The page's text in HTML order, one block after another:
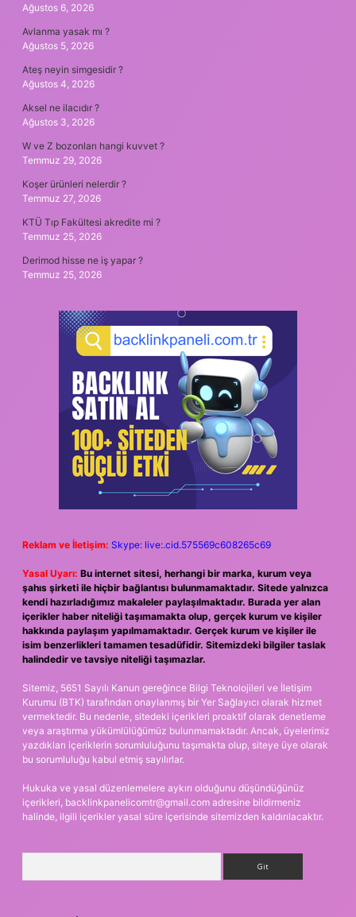
Ağustos 6, 2026
Avlanma yasak mı ?
Ağustos 5, 2026
Ateş neyin simgesidir ?
Ağustos 4, 2026
Aksel ne ilacıdır ?
Ağustos 3, 2026
W ve Z bozonları hangi kuvvet ?
Temmuz 29, 2026
Koşer ürünleri nelerdir ?
Temmuz 27, 2026
KTÜ Tıp Fakültesi akredite mi ?
Temmuz 25, 2026
Derimod hisse ne iş yapar ?
Temmuz 25, 2026
Reklam ve İletişim: Skype: live:.cid.575569c608265c69
Yasal Uyarı: Bu internet sitesi, herhangi bir marka, kurum veya
şahıs şirketi ile hiçbir bağlantısı bulunmamaktadır. Sitede yalnızca
kendi hazırladığımız makaleler paylaşılmaktadır. Burada yer alan
içerikler haber niteliği taşımamakta olup, gerçek kurum ve kişiler
hakkında paylaşım yapılmamaktadır. Gerçek kurum ve kişiler ile
isim benzerlikleri tamamen tesadüfidir. Sitemizdeki bilgiler taslak
halindedir ve tavsiye niteliği taşımazlar.
Sitemiz, 5651 Sayılı Kanun gereğince Bilgi Teknolojileri ve İletişim
Kurumu (BTK) tarafından onaylanmış bir Yer Sağlayıcı olarak hizmet
vermektedir. Bu nedenle, sitedeki içerikleri proaktif olarak denetleme
veya araştırma yükümlülüğümüz bulunmamaktadır. Ancak, üyelerimiz
yazdıkları içeriklerin sorumluluğunu taşımakta olup, siteye üye olarak
bu sorumluluğu kabul etmiş sayılırlar.
Hukuka ve yasal düzenlemelere aykırı olduğunu düşündüğünüz
içerikleri, backlinkpanelicomtr@gmail.com adresine bildirmeniz
halinde, ilgili içerikler yasal süre içerisinde sitemizden kaldırılacaktır.